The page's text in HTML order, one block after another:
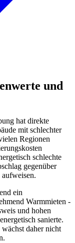
und
hat direkte
mit schlechter
Regionen
schlechte
gegenüber
ein
Warmmieten -
und hohen
sanierte.
daher nicht